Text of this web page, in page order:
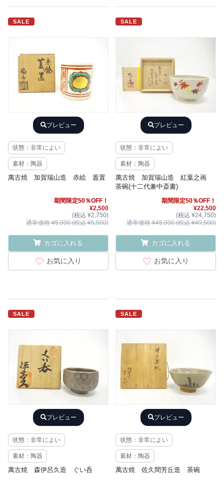
SALE
プレビュー
状態：非常によい
素材：陶器
萬古焼 加賀瑞山造 赤絵 蓋置
期間限定50％OFF！
¥2,500
(税込 ¥2,750)
通常価格 ¥5,000 (税込 ¥5,500)
カゴに入れる
お気に入り
SALE
プレビュー
状態：非常によい
素材：陶器
萬古焼 加賀瑞山造 紅葉之画
茶碗(十二代兼中斎書)
期間限定50％OFF！
¥22,500
(税込 ¥24,750)
通常価格 ¥45,000 (税込 ¥49,500)
カゴに入れる
お気に入り
SALE
プレビュー
状態：非常によい
素材：陶器
萬古焼 森伊呂久造 ぐい呑
SALE
プレビュー
状態：非常によい
素材：陶器
萬古焼 佐久間芳丘造 茶碗